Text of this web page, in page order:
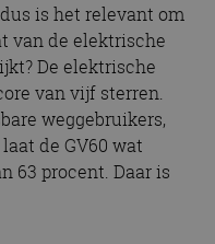
is het relevant om
van de elektrische
De elektrische
van vijf sterren.
weggebruikers,
de GV60 wat
63 procent. Daar is